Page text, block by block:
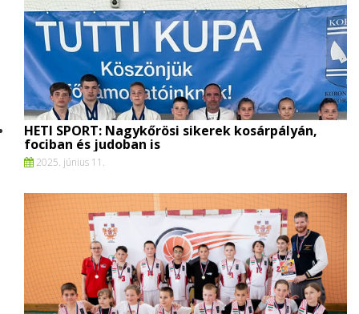
HETI SPORT: Nagykőrösi sikerek kosárpályán,
fociban és judoban is
2025. június 11.